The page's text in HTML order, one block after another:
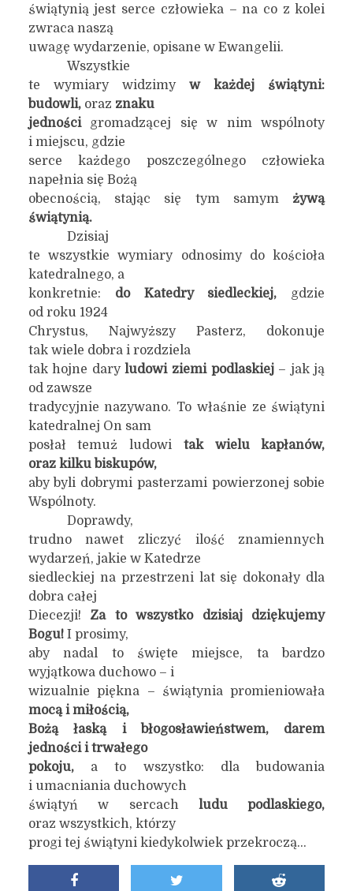
świątynią jest serce człowieka – na co z kolei
zwraca naszą
uwagę wydarzenie, opisane w Ewangelii.
Wszystkie
te wymiary widzimyw każdej świątyni:
budowli,oraz znaku
jednościgromadzącej się w nim wspólnoty
i miejscu, gdzie
serce każdego poszczególnego człowieka
napełnia się Bożą
obecnością, stając się tym samym żywą
świątynią.
Dzisiaj
te wszystkie wymiary odnosimy do kościoła
katedralnego, a
konkretnie: do Katedry siedleckiej, gdzie
od roku 1924
Chrystus, Najwyższy Pasterz, dokonuje
tak wiele dobra i rozdziela
tak hojne daryludowi ziemi podlaskiej – jak ją
od zawsze
tradycyjnie nazywano. To właśnie ze świątyni
katedralnej On sam
posłał temuż ludowi tak wielu kapłanów,
oraz kilku biskupów,
aby byli dobrymi pasterzami powierzonej sobie
Wspólnoty.
Doprawdy,
trudno nawet zliczyć ilość znamiennych
wydarzeń, jakie w Katedrze
siedleckiej na przestrzeni lat się dokonały dla
dobra całej
Diecezji! Za to wszystko dzisiaj dziękujemy
Bogu!I prosimy,
aby nadal to święte miejsce, ta bardzo
wyjątkowa duchowo – i
wizualnie piękna – świątynia promieniowała
mocą i miłością,
Bożą łaską i błogosławieństwem, darem
jedności itrwałego
pokoju,a to wszystko: dla budowania
i umacniania duchowych
świątyń w sercach ludu podlaskiego,
oraz wszystkich, którzy
progi tej świątyni kiedykolwiek przekroczą…